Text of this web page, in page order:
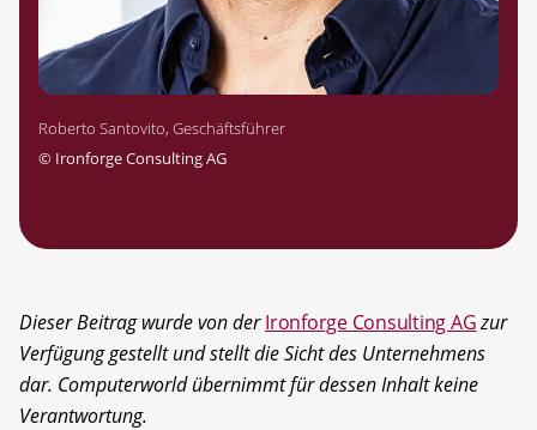
Roberto Santovito, Geschäftsführer
© Ironforge Consulting AG
Dieser Beitrag wurde von derIronforge Consulting AG zur
Verfügung gestellt und stellt die Sicht des Unternehmens
dar. Computerworld übernimmt für dessen Inhalt keine
Verantwortung.